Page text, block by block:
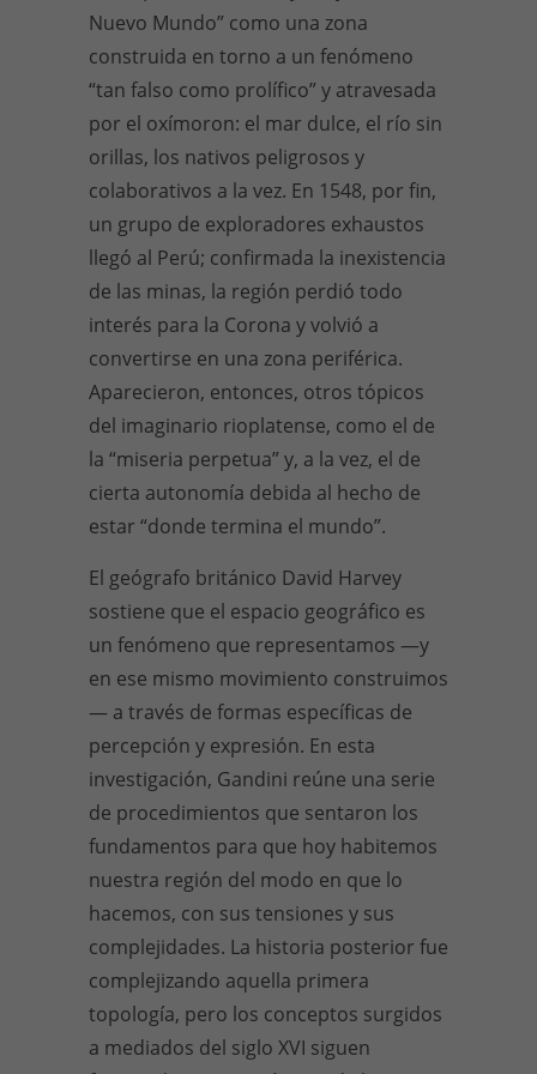
Nuevo Mundo” como una zona
construida en torno a un fenómeno
“tan falso como prolífico” y atravesada
por el oxímoron: el mar dulce, el río sin
orillas, los nativos peligrosos y
colaborativos a la vez. En 1548, por fin,
un grupo de exploradores exhaustos
llegó al Perú; confirmada la inexistencia
de las minas, la región perdió todo
interés para la Corona y volvió a
convertirse en una zona periférica.
Aparecieron, entonces, otros tópicos
del imaginario rioplatense, como el de
la “miseria perpetua” y, a la vez, el de
cierta autonomía debida al hecho de
estar “donde termina el mundo”.
El geógrafo británico David Harvey
sostiene que el espacio geográfico es
un fenómeno que representamos —y
en ese mismo movimiento construimos
— a través de formas específicas de
percepción y expresión. En esta
investigación, Gandini reúne una serie
de procedimientos que sentaron los
fundamentos para que hoy habitemos
nuestra región del modo en que lo
hacemos, con sus tensiones y sus
complejidades. La historia posterior fue
complejizando aquella primera
topología, pero los conceptos surgidos
a mediados del siglo XVI siguen